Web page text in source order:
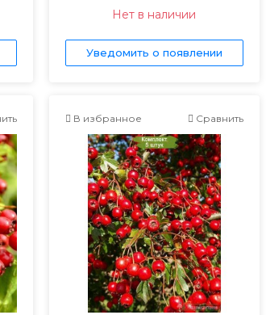
Нет в наличии
Уведомить о появлении
В избранное Сравнить